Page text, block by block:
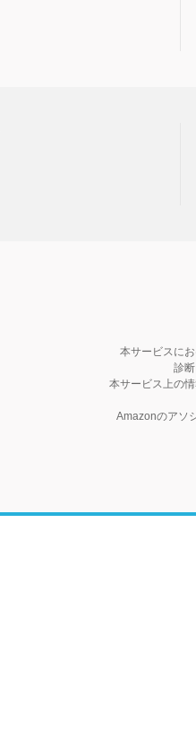
本サービスに
診
本サービス上の
Amazonのアソ